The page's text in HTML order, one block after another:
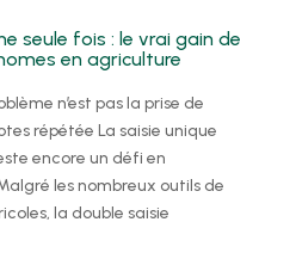
seule fois : le vrai gain de
en agriculture
n’est pas la prise de
répétée La saisie unique
encore un défi en
les nombreux outils de
la double saisie